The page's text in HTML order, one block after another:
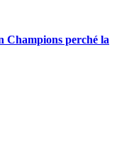
Champions perché la